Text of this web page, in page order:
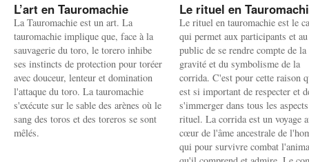
L’art en Tauromachie
La Tauromachie est un art. La
tauromachie implique que, face à la
sauvagerie du toro, le torero inhibe
ses instincts de protection pour toréer
avec douceur, lenteur et domination
l'attaque du toro. La tauromachie
s'exécute sur le sable des arènes où le
sang des toros et des toreros se sont
mêlés.
Le rituel en
Le rituel en tauromachie est le
qui permet aux participants et au
public de se rendre compte de la
gravité et du symbolisme de la
corrida. C'est pour cette raison
est si important de respecter et
s'immerger dans tous les
rituel. La corrida est un voyage
cœur de l'âme ancestrale de
qui pour survivre combat